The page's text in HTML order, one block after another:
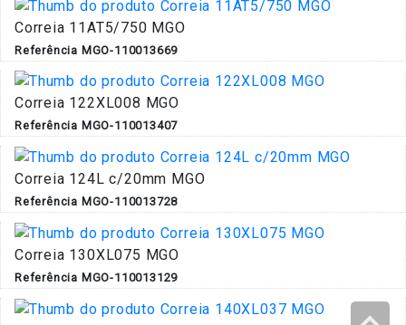
Correia 11AT5/750 MGO
Referência MGO-110013669
Correia 122XL008 MGO
Referência MGO-110013407
Correia 124L c/20mm MGO
Referência MGO-110013728
Correia 130XL075 MGO
Referência MGO-110013129